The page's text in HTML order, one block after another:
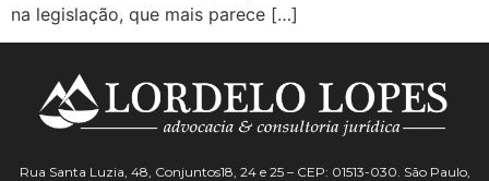
na legislação, que mais parece […]
Rua Santa Luzia, 48, Conjuntos18, 24 e 25 – CEP: 01513-030. São Paulo,